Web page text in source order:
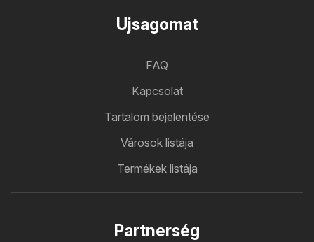
Ujsagomat
FAQ
Kapcsolat
Tartalom bejelentése
Városok listája
Termékek listája
Partnerség